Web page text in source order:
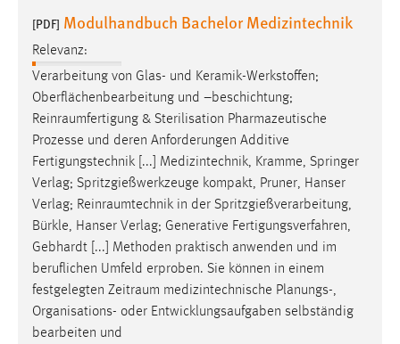
[PDF] Modulhandbuch Bachelor Medizintechnik
Relevanz:
Verarbeitung von Glas- und Keramik-Werkstoffen;
Oberflächenbearbeitung und –beschichtung;
Reinraumfertigung & Sterilisation Pharmazeutische
Prozesse und deren Anforderungen Additive
Fertigungstechnik [...] Medizintechnik, Kramme, Springer
Verlag; Spritzgießwerkzeuge kompakt, Pruner, Hanser
Verlag; Reinraumtechnik in der Spritzgießverarbeitung,
Bürkle, Hanser Verlag; Generative Fertigungsverfahren,
Gebhardt [...] Methoden praktisch anwenden und im
beruflichen Umfeld erproben. Sie können in einem
festgelegten Zeitraum medizintechnische Planungs-,
Organisations- oder Entwicklungsaufgaben selbständig
bearbeiten und